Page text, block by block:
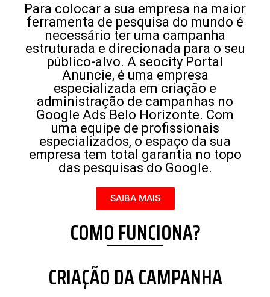
Para colocar a sua empresa na maior
ferramenta de pesquisa do mundo é
necessário ter uma campanha
estruturada e direcionada para o seu
público-alvo. A seocity Portal
Anuncie, é uma empresa
especializada em criação e
administração de campanhas no
Google Ads Belo Horizonte. Com
uma equipe de profissionais
especializados, o espaço da sua
empresa tem total garantia no topo
das pesquisas do Google.
SAIBA MAIS
COMO FUNCIONA?
CRIAÇÃO DA CAMPANHA